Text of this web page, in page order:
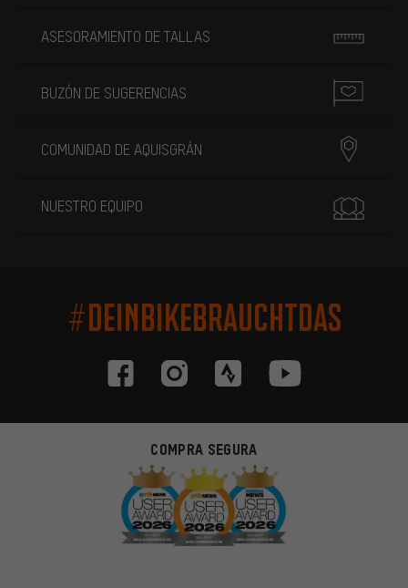
ASESORAMIENTO DE TALLAS
BUZÓN DE SUGERENCIAS
COMUNIDAD DE AQUISGRÁN
NUESTRO EQUIPO
#DEINBIKEBRAUCHTDAS
COMPRA SEGURA